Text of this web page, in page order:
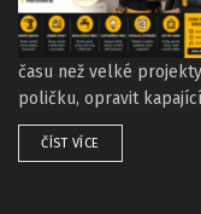
času než velké
poličku, opravit
ČÍST VÍCE